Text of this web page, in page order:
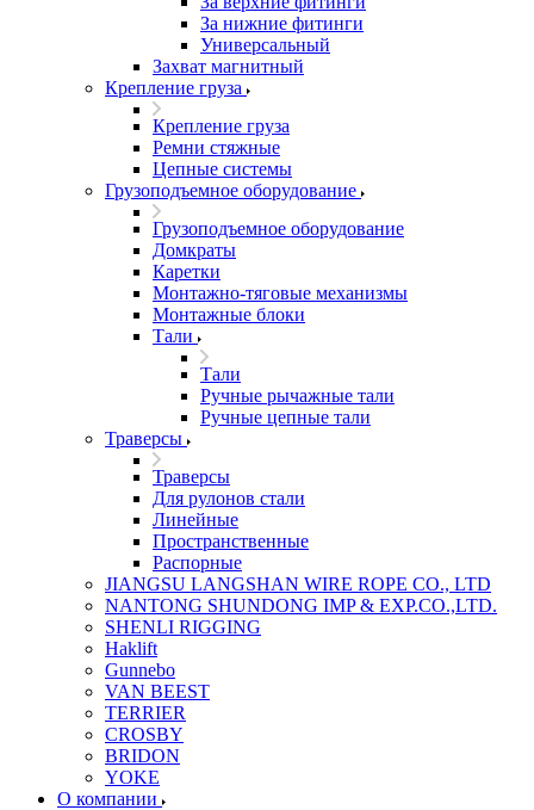
За нижние фитинги
Универсальный
Захват магнитный
Крепление груза
Крепление груза
Ремни стяжные
Цепные системы
Грузоподъемное оборудование
Грузоподъемное оборудование
Домкраты
Каретки
Монтажно-тяговые механизмы
Монтажные блоки
Тали
Тали
Ручные рычажные тали
Ручные цепные тали
Траверсы
Траверсы
Для рулонов стали
Линейные
Пространственные
Распорные
JIANGSU LANGSHAN WIRE ROPE CO., LTD
NANTONG SHUNDONG IMP & EXP.CO.,LTD.
SHENLI RIGGING
Haklift
Gunnebo
VAN BEEST
TERRIER
CROSBY
BRIDON
YOKE
О компании